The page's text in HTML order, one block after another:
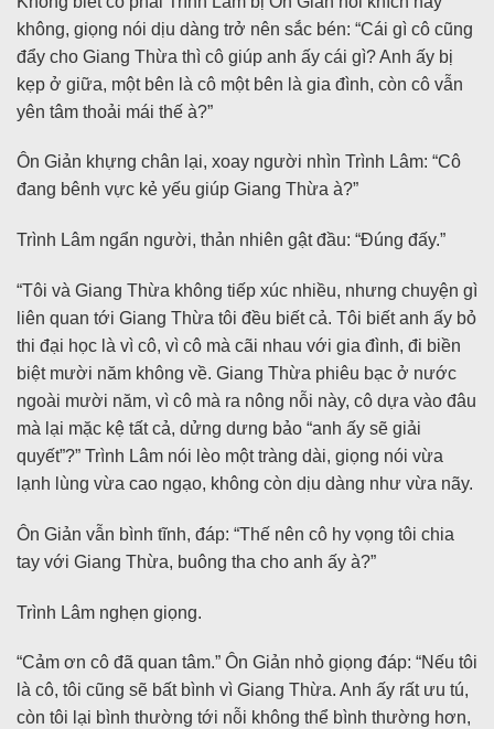
không, giọng nói dịu dàng trở nên sắc bén: “Cái gì cô cũng
đẩy cho Giang Thừa thì cô giúp anh ấy cái gì? Anh ấy bị
kẹp ở giữa, một bên là cô một bên là gia đình, còn cô vẫn
yên tâm thoải mái thế à?”
Ôn Giản khựng chân lại, xoay người nhìn Trình Lâm: “Cô
đang bênh vực kẻ yếu giúp Giang Thừa à?”
Trình Lâm ngẩn người, thản nhiên gật đầu: “Đúng đấy.”
“Tôi và Giang Thừa không tiếp xúc nhiều, nhưng chuyện gì
liên quan tới Giang Thừa tôi đều biết cả. Tôi biết anh ấy bỏ
thi đại học là vì cô, vì cô mà cãi nhau với gia đình, đi biền
biệt mười năm không về. Giang Thừa phiêu bạc ở nước
ngoài mười năm, vì cô mà ra nông nỗi này, cô dựa vào đâu
mà lại mặc kệ tất cả, dửng dưng bảo “anh ấy sẽ giải
quyết”?” Trình Lâm nói lèo một tràng dài, giọng nói vừa
lạnh lùng vừa cao ngạo, không còn dịu dàng như vừa nãy.
Ôn Giản vẫn bình tĩnh, đáp: “Thế nên cô hy vọng tôi chia
tay với Giang Thừa, buông tha cho anh ấy à?”
Trình Lâm nghẹn giọng.
“Cảm ơn cô đã quan tâm.” Ôn Giản nhỏ giọng đáp: “Nếu tôi
là cô, tôi cũng sẽ bất bình vì Giang Thừa. Anh ấy rất ưu tú,
còn tôi lại bình thường tới nỗi không thể bình thường hơn,